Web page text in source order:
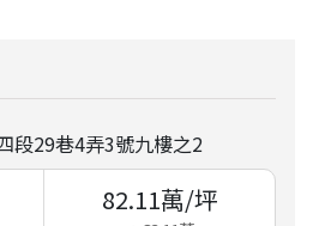
段29巷4弄3號九樓之2
82.11萬/坪